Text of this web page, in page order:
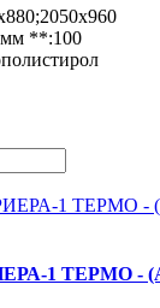
мм **:100
1 ТЕРМО -